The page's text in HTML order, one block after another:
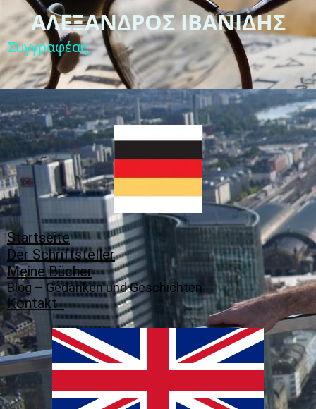
ΑΛΕΞΑΝΔΡΟΣ ΙΒΑΝΙΔΗΣ
Συγγραφέας
Startseite
Der Schriftsteller
Meine Bücher
Blog – Gedanken und Geschichten
Kontakt